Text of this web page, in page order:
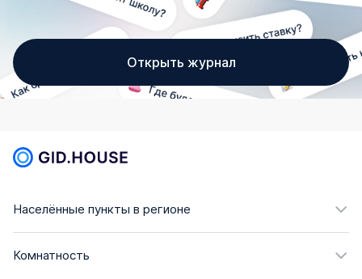
Открыть журнал
Населённые пункты в регионе
Комнатность